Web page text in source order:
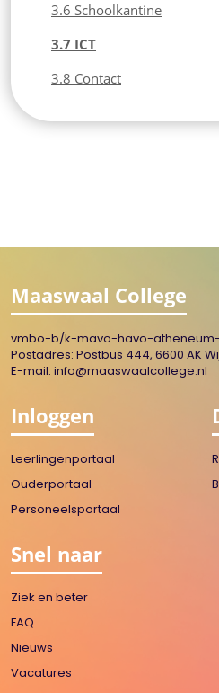
3.6 Schoolkantine
3.7 ICT
3.8 Contact
Maaswaal College
vmbo-b/k-mavo-havo-
Postadres: Postbus 444, 6600 AK
E-mail: info@maaswaalcollege.nl
Inloggen
Leerlingenportaal
Ouderportaal
Personeelsportaal
Snel naar
Ziek en beter
FAQ
Nieuws
Vacatures